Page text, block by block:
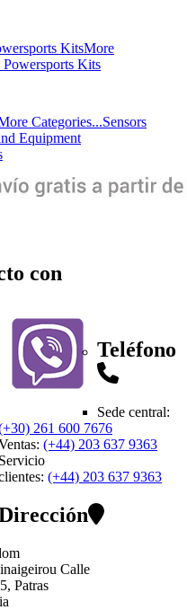
KitsMore
Kits
Categories...Sensors
Equipment
con
Teléfono
Sede central:
261 600 7676
: (+44) 203 637 9363
Servicio
: (+44) 203 637 9363
Calle
Patras